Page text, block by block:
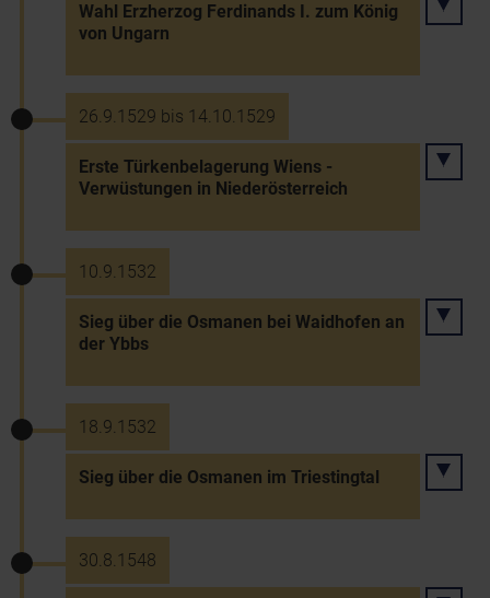
Wahl Erzherzog Ferdinands I. zum König
von Ungarn
26.9.1529 bis 14.10.1529
Erste Türkenbelagerung Wiens -
Verwüstungen in Niederösterreich
10.9.1532
Sieg über die Osmanen bei Waidhofen an
der Ybbs
18.9.1532
Sieg über die Osmanen im Triestingtal
30.8.1548